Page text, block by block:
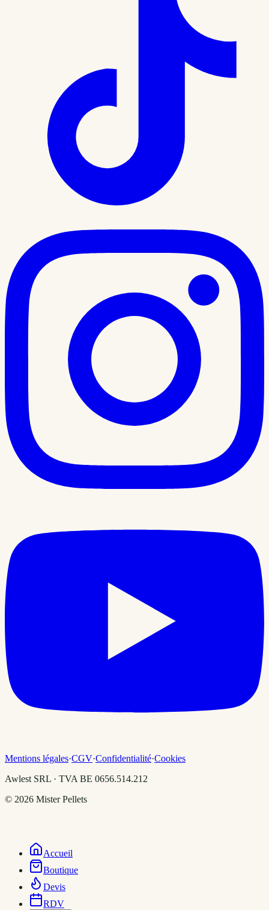
Mentions légales·CGV·Confidentialité·Cookies
Awlest SRL · TVA BE 0656.514.212
© 2026 Mister Pellets
Accueil
Boutique
Devis
RDV